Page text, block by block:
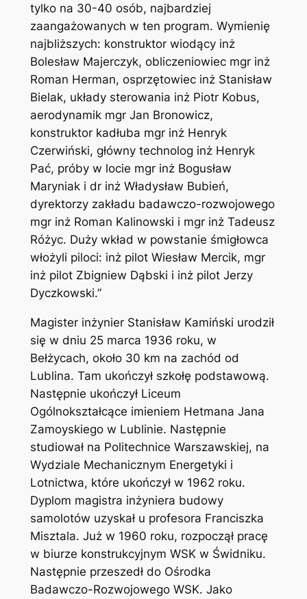
tylko na 30-40 osób, najbardziej
zaangażowanych w ten program. Wymienię
najbliższych: konstruktor wiodący inż
Bolesław Majerczyk, obliczeniowiec mgr inż
Roman Herman, osprzętowiec inż Stanisław
Bielak, układy sterowania inż Piotr Kobus,
aerodynamik mgr Jan Bronowicz,
konstruktor kadłuba mgr inż Henryk
Czerwiński, główny technolog inż Henryk
Pać, próby w locie mgr inż Bogusław
Maryniak i dr inż Władysław Bubień,
dyrektorzy zakładu badawczo-rozwojowego
mgr inż Roman Kalinowski i mgr inż Tadeusz
Różyc. Duży wkład w powstanie śmigłowca
włożyli piloci: inż pilot Wiesław Mercik, mgr
inż pilot Zbigniew Dąbski i inż pilot Jerzy
Dyczkowski.”
Magister inżynier Stanisław Kamiński urodził
się w dniu 25 marca 1936 roku, w
Bełżycach, około 30 km na zachód od
Lublina. Tam ukończył szkołę podstawową.
Następnie ukończył Liceum
Ogólnokształcące imieniem Hetmana Jana
Zamoyskiego w Lublinie. Następnie
studiował na Politechnice Warszawskiej, na
Wydziale Mechanicznym Energetyki i
Lotnictwa, które ukończył w 1962 roku.
Dyplom magistra inżyniera budowy
samolotów uzyskał u profesora Franciszka
Misztala. Już w 1960 roku, rozpoczął pracę
w biurze konstrukcyjnym WSK w Świdniku.
Następnie przeszedł do Ośrodka
Badawczo-Rozwojowego WSK. Jako